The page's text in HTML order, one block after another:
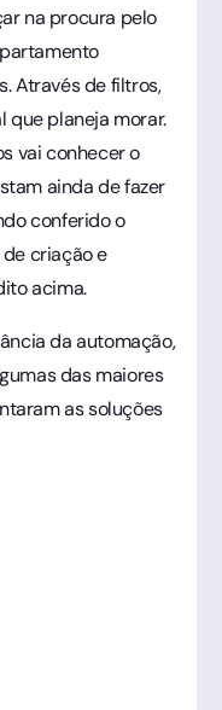
na procura pelo
Através de filtros,
que planeja morar.
vai conhecer o
ainda de fazer
conferido o
criação e
acima.
da automação,
das maiores
as soluções